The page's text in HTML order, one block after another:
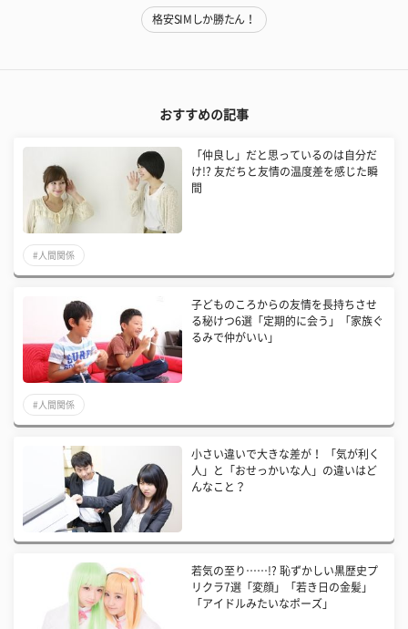
格安SIMしか勝たん！
おすすめの記事
「仲良し」だと思っているのは自分だ
け!? 友だちと友情の温度差を感じた瞬
間
#人間関係
子どものころからの友情を長持ちさせ
る秘けつ6選「定期的に会う」「家族ぐ
るみで仲がいい」
#人間関係
小さい違いで大きな差が！ 「気が利く
人」と「おせっかいな人」の違いはど
んなこと？
若気の至り……!? 恥ずかしい黒歴史プ
リクラ7選「変顔」「若き日の金髪」
「アイドルみたいなポーズ」